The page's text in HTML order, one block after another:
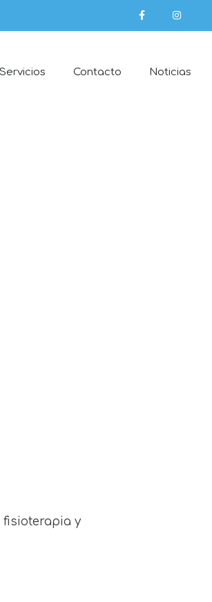
Servicios Contacto Noticias
fisioterapia y